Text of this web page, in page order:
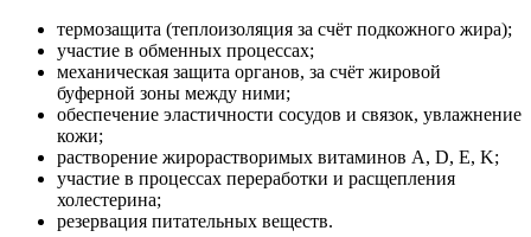
термозащита (теплоизоляция за счёт подкожного жира);
участие в обменных процессах;
механическая защита органов, за счёт жировой
буферной зоны между ними;
обеспечение эластичности сосудов и связок, увлажнение
кожи;
растворение жирорастворимых витаминов А, D, E, K;
участие в процессах переработки и расщепления
холестерина;
резервация питательных веществ.